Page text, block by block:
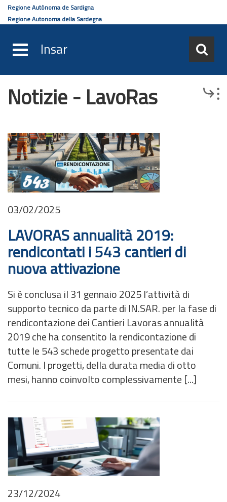
Salta
Regione Autònoma de Sardigna
Regione Autonoma della Sardegna
Insar
Notizie - LavoRas Browse
03/02/2025
LAVORAS annualità 2019:
rendicontati i 543 cantieri di
nuova attivazione
Si è conclusa il 31 gennaio 2025 l’attività di
supporto tecnico da parte di IN.SAR. per la fase di
rendicontazione dei Cantieri Lavoras annualità
2019 che ha consentito la rendicontazione di
tutte le 543 schede progetto presentate dai
Comuni. I progetti, della durata media di otto
mesi, hanno coinvolto complessivamente [...]
23/12/2024